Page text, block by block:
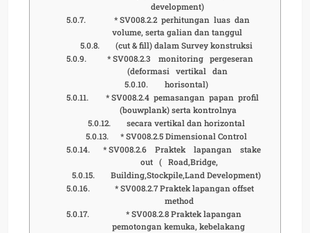
development)
* SV008.2.2 perhitungan luas dan
volume, serta galian dan tanggul
(cut & fill) dalam Survey konstruksi
* SV008.2.3 monitoring pergeseran
(deformasi vertikal dan
horisontal)
* SV008.2.4 pemasangan papan profil
(bouwplank) serta kontrolnya
secara vertikal dan horizontal
* SV008.2.5 Dimensional Control
* SV008.2.6 Praktek lapangan stake
out ( Road,Bridge,
Building,Stockpile,Land Development)
* SV008.2.7 Praktek lapangan offset
method
* SV008.2.8 Praktek lapangan
pemotongan kemuka, kebelakang